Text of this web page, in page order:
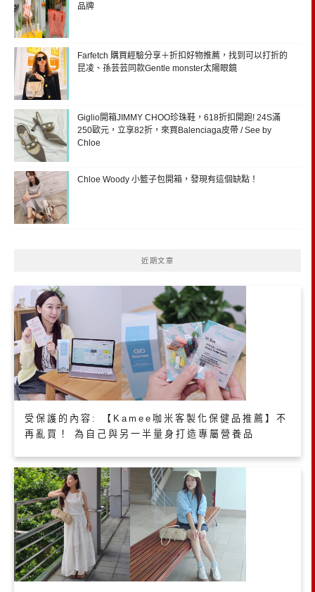
品牌
Farfetch 購買經驗分享＋折扣好物推薦，找到可以打折的
昆凌、孫芸芸同款Gentle monster太陽眼鏡
Giglio開箱JIMMY CHOO珍珠鞋，618折扣開跑! 24S滿
250歐元，立享82折，來買Balenciaga皮帶 / See by
Chloe
Chloe Woody 小籃子包開箱，發現有這個缺點！
近期文章
受保護的內容: 【Kamee咖米客製化保健品推薦】不
再亂買！ 為自己與另一半量身打造專屬營養品